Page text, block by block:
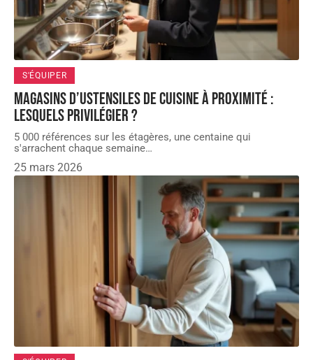
S'ÉQUIPER
Magasins d’Ustensiles de cuisine à proximité :
lesquels privilégier ?
5 000 références sur les étagères, une centaine qui
s'arrachent chaque semaine…
25 mars 2026